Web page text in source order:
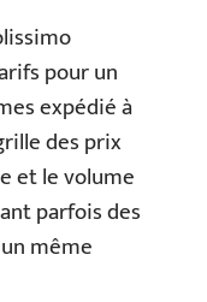
pour un
expédié à
des prix
et le volume
parfois des
même